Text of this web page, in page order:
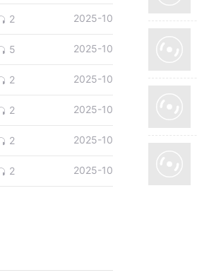
2 2025-10
5 2025-10
2 2025-10
2 2025-10
2 2025-10
2 2025-10